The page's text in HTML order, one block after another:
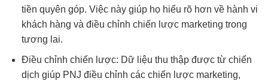
tiền quyên góp. Việc này giúp họ hiểu rõ hơn về hành vi
khách hàng và điều chỉnh chiến lược marketing trong
tương lai.
Điều chỉnh chiến lược: Dữ liệu thu thập được từ chiến
dịch giúp PNJ điều chỉnh các chiến lược marketing,